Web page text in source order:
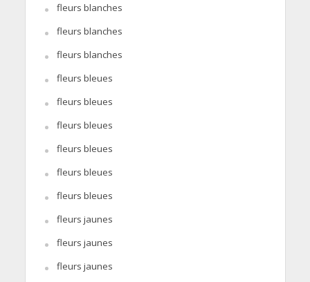
fleurs blanches
fleurs blanches
fleurs blanches
fleurs bleues
fleurs bleues
fleurs bleues
fleurs bleues
fleurs bleues
fleurs bleues
fleurs jaunes
fleurs jaunes
fleurs jaunes